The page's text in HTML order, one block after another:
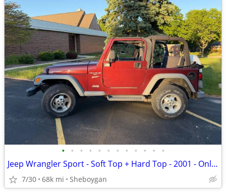
• • • • • • • • • • • •
Jeep Wrangler Sport - Soft Top + Hard Top - 2001 - Only 67K miles!
7/30 68k mi Sheboygan